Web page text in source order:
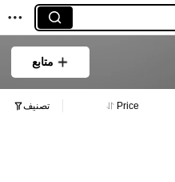
متابع
Price تصنيف